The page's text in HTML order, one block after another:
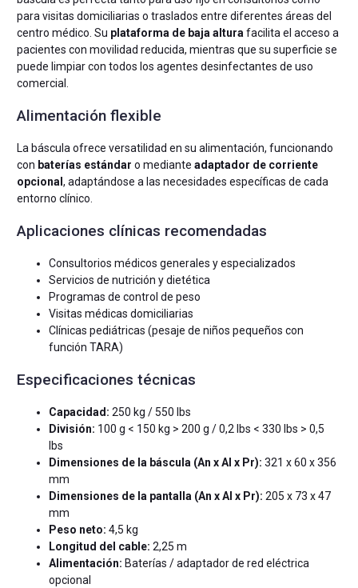
para visitas domiciliarias o traslados entre diferentes áreas del
centro médico. Su plataforma de baja alturafacilita el acceso a
pacientes con movilidad reducida, mientras que su superficie se
puede limpiar con todos los agentes desinfectantes de uso
comercial.
Alimentación flexible
La báscula ofrece versatilidad en su alimentación, funcionando
con baterías estándar o medianteadaptador de corriente
opcional, adaptándose a las necesidades específicas de cada
entorno clínico.
Aplicaciones clínicas recomendadas
Consultorios médicos generales y especializados
Servicios de nutrición y dietética
Programas de control de peso
Visitas médicas domiciliarias
Clínicas pediátricas (pesaje de niños pequeños con
función TARA)
Especificaciones técnicas
Capacidad: 250 kg / 550 lbs
División: 100 g < 150 kg > 200 g / 0,2 lbs < 330 lbs > 0,5
lbs
Dimensiones de la báscula (An x Al x Pr): 321 x 60 x 356
mm
Dimensiones de la pantalla (An x Al x Pr): 205 x 73 x 47
mm
Peso neto: 4,5 kg
Longitud del cable: 2,25 m
Alimentación: Baterías / adaptador de red eléctrica
opcional